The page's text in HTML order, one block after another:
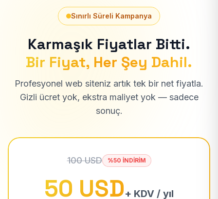
Sınırlı Süreli Kampanya
Karmaşık Fiyatlar Bitti.
Bir Fiyat, Her Şey Dahil.
Profesyonel web siteniz artık tek bir net fiyatla.
Gizli ücret yok, ekstra maliyet yok — sadece
sonuç.
100 USD %50 İNDİRİM
50 USD+ KDV / yıl